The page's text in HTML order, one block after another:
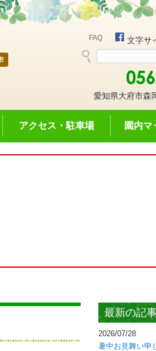
FAQ 文字サ
愛知県大府市森
アクセス・駐車場 園内マ
最新の記
2026/07/28
暑中お見舞い申